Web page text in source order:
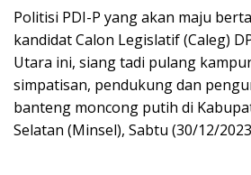
Politisi PDI-P yang akan maju
kandidat Calon Legislatif (Caleg)
Utara ini, siang tadi pulang
simpatisan, pendukung dan
banteng moncong putih di
Selatan (Minsel), Sabtu (30/12/